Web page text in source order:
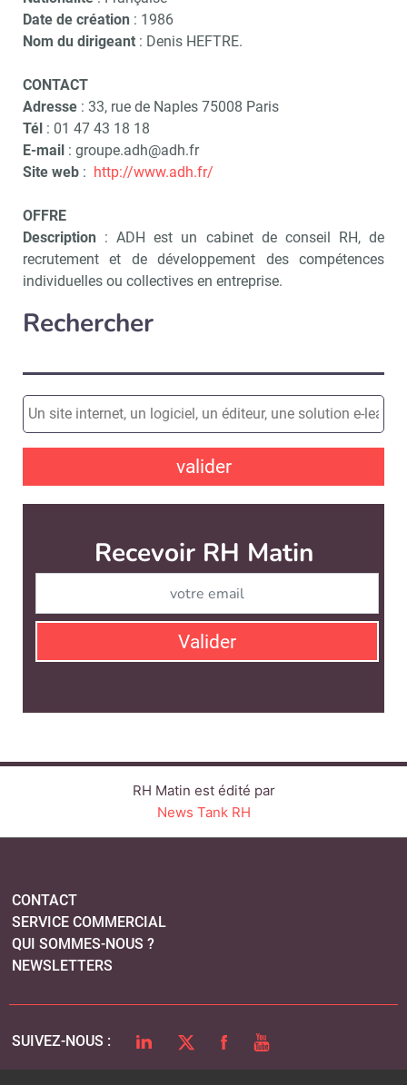
Date de création : 1986
Nom du dirigeant : Denis HEFTRE.
CONTACT
Adresse : 33, rue de Naples 75008 Paris
Tél : 01 47 43 18 18
E-mail : groupe.adh@adh.fr
Site web : http://www.adh.fr/
OFFRE
Description : ADH est un cabinet de conseil RH, de
recrutement et de développement des compétences
individuelles ou collectives en entreprise.
Rechercher
valider
Recevoir RH Matin
Valider
RH Matin est édité par
News Tank RH
CONTACT
SERVICE COMMERCIAL
QUI SOMMES-NOUS ?
NEWSLETTERS
SUIVEZ-NOUS : LINKEDINTWITTERFACEBOOK
YOUTUBE